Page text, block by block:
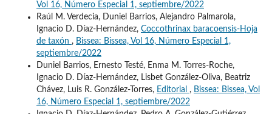
Vol 16, Número Especial 1, septiembre/2022
Raúl M. Verdecia, Duniel Barrios, Alejandro Palmarola,
Ignacio D. Díaz-Hernández, Coccothrinax baracoensis-Hoja
de taxón , Bissea: Bissea, Vol 16, Número Especial 1,
septiembre/2022
Duniel Barrios, Ernesto Testé, Enma M. Torres-Roche,
Ignacio D. Díaz-Hernández, Lisbet González-Oliva, Beatriz
Chávez, Luis R. González-Torres, Editorial , Bissea: Bissea, Vol
16, Número Especial 1, septiembre/2022